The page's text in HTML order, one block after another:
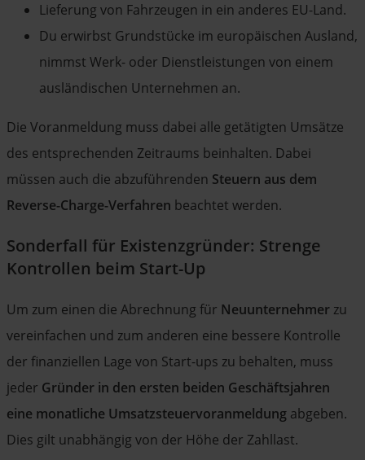
Lieferung von Fahrzeugen in ein anderes EU-Land.
Du erwirbst Grundstücke im europäischen Ausland,
nimmst Werk- oder Dienstleistungen von einem
ausländischen Unternehmen an.
Die Voranmeldung muss dabei alle getätigten Umsätze
des entsprechenden Zeitraums beinhalten. Dabei
müssen auch die abzuführenden Steuern aus dem
Reverse-Charge-Verfahren beachtet werden.
Sonderfall für Existenzgründer: Strenge
Kontrollen beim Start-Up
Um zum einen die Abrechnung für Neuunternehmer zu
vereinfachen und zum anderen eine bessere Kontrolle
der finanziellen Lage von Start-ups zu behalten, muss
jeder Gründer in den ersten beiden Geschäftsjahren
eine monatliche Umsatzsteuervoranmeldung abgeben.
Dies gilt unabhängig von der Höhe der Zahllast.